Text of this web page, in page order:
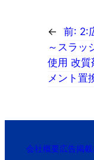
← 前: 2:
～スラッ
使用 改質
メント置
会社概要広告掲